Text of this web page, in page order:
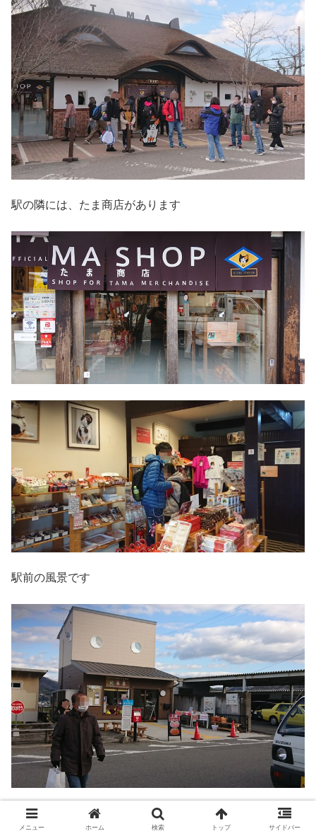
駅の隣には、たま商店があります
駅前の風景です
外国からの観光客も大勢います
メニュー ホーム 検索 トップ サイドバー